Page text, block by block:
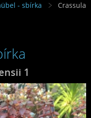
- sbírka
Crassula
1